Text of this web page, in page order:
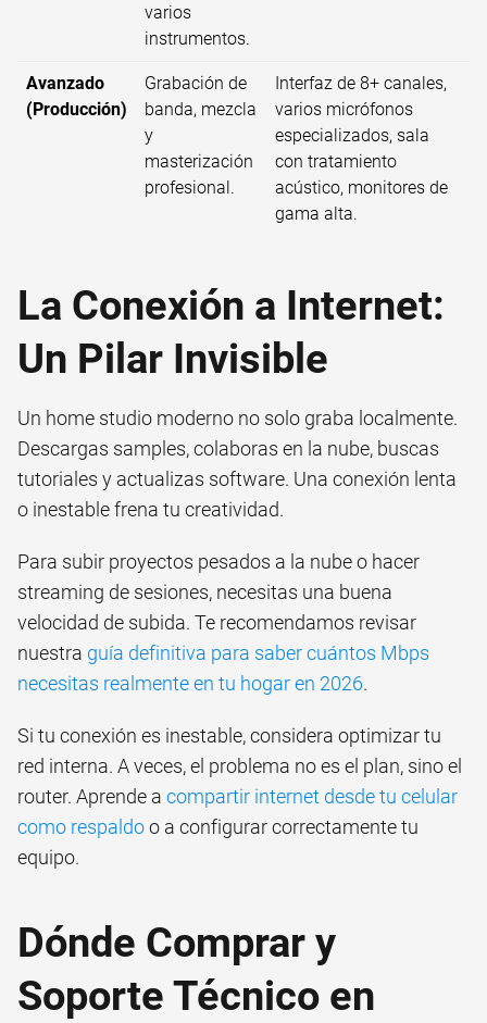
varios
instrumentos.
Avanzado
(Producción)
Grabación de
banda, mezcla
y
masterización
profesional.
Interfaz de 8+ canales,
varios micrófonos
especializados, sala
con tratamiento
acústico, monitores de
gama alta.
La Conexión a Internet:
Un Pilar Invisible
Un home studio moderno no solo graba localmente.
Descargas samples, colaboras en la nube, buscas
tutoriales y actualizas software. Una conexión lenta
o inestable frena tu creatividad.
Para subir proyectos pesados a la nube o hacer
streaming de sesiones, necesitas una buena
velocidad de subida. Te recomendamos revisar
nuestra guía definitiva para saber cuántos Mbps
necesitas realmente en tu hogar en 2026.
Si tu conexión es inestable, considera optimizar tu
red interna. A veces, el problema no es el plan, sino el
router. Aprende a compartir internet desde tu celular
como respaldoo a configurar correctamente tu
equipo.
Dónde Comprar y
Soporte Técnico en